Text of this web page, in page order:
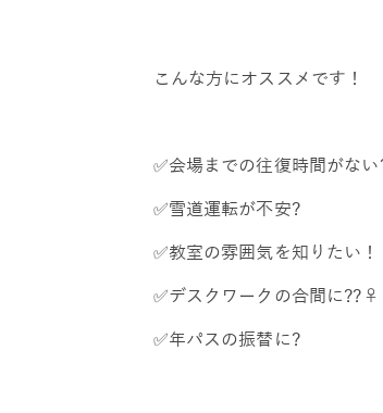
こんな方にオススメです！
✅会場までの往復時間がない
✅雪道運転が不安?
✅教室の雰囲気を知りたい！
✅デスクワークの合間に??‍♀️
✅年パスの振替に?